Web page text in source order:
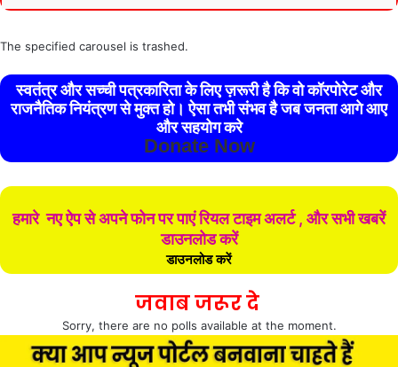
The specified carousel is trashed.
स्वतंत्र और सच्ची पत्रकारिता के लिए ज़रूरी है कि वो कॉरपोरेट और
राजनैतिक नियंत्रण से मुक्त हो। ऐसा तभी संभव है जब जनता आगे आए
और सहयोग करे
Donate Now
हमारे नए ऐप से अपने फोन पर पाएं रियल टाइम अलर्ट , और सभी खबरें
डाउनलोड करें
डाउनलोड करें
जवाब जरूर दे
Sorry, there are no polls available at the moment.